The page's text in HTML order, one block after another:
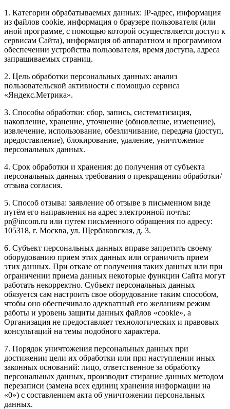
1. Категории обрабатываемых данных: IP-адрес, информация
из файлов cookie, информация о браузере пользователя (или
иной программе, с помощью которой осуществляется доступ к
сервисам Сайта), информация об аппаратном и программном
обеспечении устройства пользователя, время доступа, адреса
запрашиваемых страниц.
2. Цель обработки персональных данных: анализ
пользовательской активности с помощью сервиса
«Яндекс.Метрика».
3. Способы обработки: сбор, запись, систематизация,
накопление, хранение, уточнение (обновление, изменение),
извлечение, использование, обезличивание, передача (доступ,
предоставление), блокирование, удаление, уничтожение
персональных данных.
4. Срок обработки и хранения: до получения от субъекта
персональных данных требования о прекращении обработки/
отзыва согласия.
5. Способ отзыва: заявление об отзыве в письменном виде
путём его направления на адрес электронной почты:
pr@incom.ru или путем письменного обращения по адресу:
105318, г. Москва, ул. Щербаковская, д. 3.
6. Субъект персональных данных вправе запретить своему
оборудованию прием этих данных или ограничить прием
этих данных. При отказе от получения таких данных или при
ограничении приема данных некоторые функции Сайта могут
работать некорректно. Субъект персональных данных
обязуется сам настроить свое оборудование таким способом,
чтобы оно обеспечивало адекватный его желаниям режим
работы и уровень защиты данных файлов «cookie», а
Организация не предоставляет технологических и правовых
консультаций на темы подобного характера.
7. Порядок уничтожения персональных данных при
достижении цели их обработки или при наступлении иных
законных оснований: лицо, ответственное за обработку
персональных данных, производит стирание данных методом
перезаписи (замена всех единиц хранения информации на
«0») с составлением акта об уничтожении персональных
данных.